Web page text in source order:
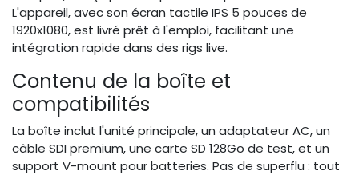
L'appareil, avec son écran tactile IPS 5 pouces de
1920x1080, est livré prêt à l'emploi, facilitant une
intégration rapide dans des rigs live.
Contenu de la boîte et
compatibilités
La boîte inclut l'unité principale, un adaptateur AC, un
câble SDI premium, une carte SD 128Go de test, et un
support V-mount pour batteries. Pas de superflu : tout